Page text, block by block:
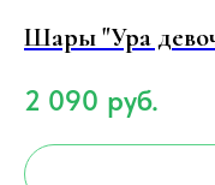
Шары "Ура
2 090 руб.